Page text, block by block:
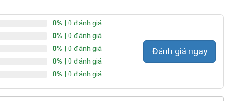
0% | 0 đánh giá
0% | 0 đánh giá
0% | 0 đánh giá
0% | 0 đánh giá
0% | 0 đánh giá
Đánh giá ngay